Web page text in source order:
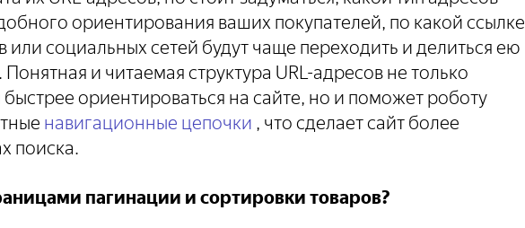
ориентирования ваших покупателей, по какой ссылке
социальных сетей будут чаще переходить и делиться ею
и читаемая структура URL-адресов не только
ориентироваться на сайте, но и поможет роботу
навигационные цепочки , что сделает сайт более
поиска.
пагинации и сортировки товаров?